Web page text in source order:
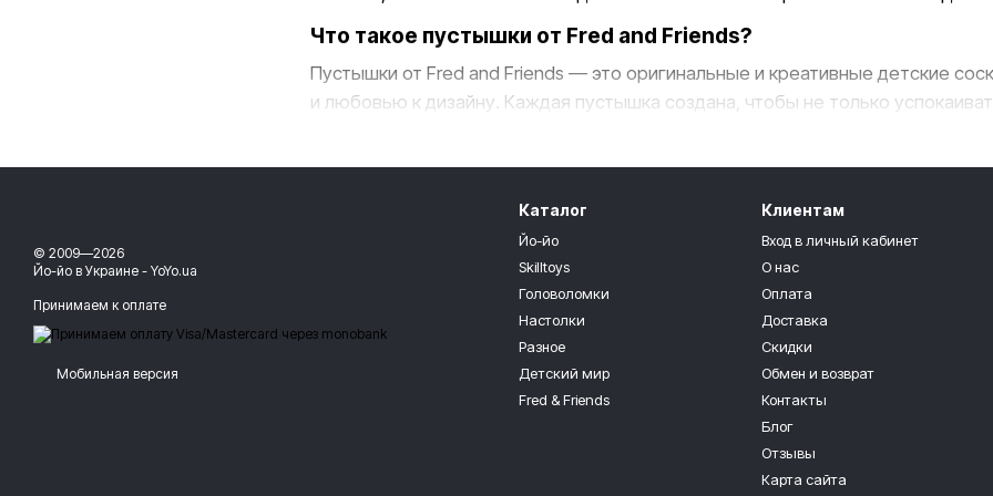
Что такое пустышки от Fred and Friends?
Пустышки от Fred and Friends — это оригинальные и креативные детские
и любовью к дизайну. Каждая пустышка создана, чтобы не только
Ассортимент пустышек
Наш ассортимент пустышек включает в себя различные дизайны:
Пустышки с забавными мотивами
: от веселых усиков до милых
повседневное использование в маленькое представление.
Пустышки с необычными формами
: уникальные и инновационные
стильным аксессуаром для вашего малыша.
Преимущества пустышек от Fred and Friends
: все наши пустышки изготовлены
обеспечивая заботу и безопасность для вашего ребенка.
: кроме того, что пустышки помогают
© 2009—2026
Йо-йо в Украине - YoYo.ua
Принимаем к оплате
Мобильная версия
Каталог
Йо-йо
Skilltoys
Головоломки
Настолки
Разное
Детский мир
Fred & Friends
Клиентам
Вход в личный кабинет
О нас
Оплата
Доставка
Скидки
Обмен и возврат
Контакты
Блог
Отзывы
Карта сайта